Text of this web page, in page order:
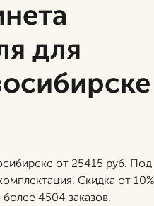
для
от 25415 руб. Под
Скидка от
4504 заказов.